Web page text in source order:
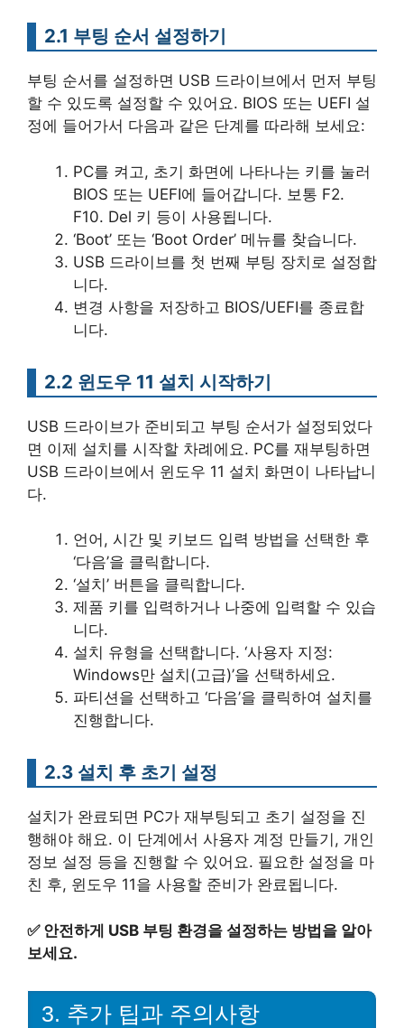
2.1 부팅 순서 설정하기
부팅 순서를 설정하면 USB 드라이브에서 먼저 부팅
할 수 있도록 설정할 수 있어요. BIOS 또는 UEFI 설
정에 들어가서 다음과 같은 단계를 따라해 보세요:
PC를 켜고, 초기 화면에 나타나는 키를 눌러
BIOS 또는 UEFI에 들어갑니다. 보통 F2.
F10. Del 키 등이 사용됩니다.
‘Boot’ 또는 ‘Boot Order’ 메뉴를 찾습니다.
USB 드라이브를 첫 번째 부팅 장치로 설정합
니다.
변경 사항을 저장하고 BIOS/UEFI를 종료합
니다.
2.2 윈도우 11 설치 시작하기
USB 드라이브가 준비되고 부팅 순서가 설정되었다
면 이제 설치를 시작할 차례에요. PC를 재부팅하면
USB 드라이브에서 윈도우 11 설치 화면이 나타납니
다.
언어, 시간 및 키보드 입력 방법을 선택한 후
‘다음’을 클릭합니다.
‘설치’ 버튼을 클릭합니다.
제품 키를 입력하거나 나중에 입력할 수 있습
니다.
설치 유형을 선택합니다. ‘사용자 지정:
Windows만 설치(고급)’을 선택하세요.
파티션을 선택하고 ‘다음’을 클릭하여 설치를
진행합니다.
2.3 설치 후 초기 설정
설치가 완료되면 PC가 재부팅되고 초기 설정을 진
행해야 해요. 이 단계에서 사용자 계정 만들기, 개인
정보 설정 등을 진행할 수 있어요. 필요한 설정을 마
친 후, 윈도우 11을 사용할 준비가 완료됩니다.
✅ 안전하게 USB 부팅 환경을 설정하는 방법을 알아
보세요.
3. 추가 팁과 주의사항